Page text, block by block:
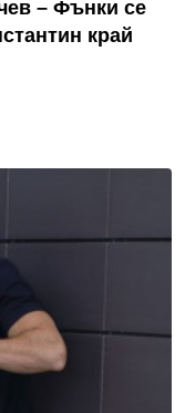
– Фънки се
край